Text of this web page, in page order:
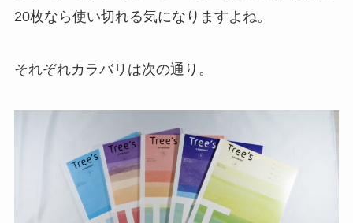
20枚なら使い切れる気になりますよね。
それぞれカラバリは次の通り。